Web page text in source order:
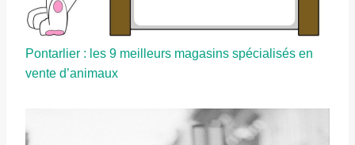
Pontarlier : les 9 meilleurs magasins spécialisés en
vente d’animaux